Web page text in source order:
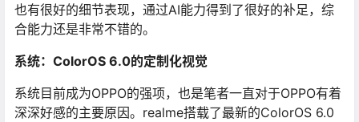
也有很好的细节表现，通过AI能力得到了很好的补足，综
合能力还是非常不错的。
系统：ColorOS 6.0的定制化视觉
系统目前成为OPPO的强项，也是笔者一直对于OPPO有着
深深好感的主要原因。realme搭载了最新的ColorOS 6.0